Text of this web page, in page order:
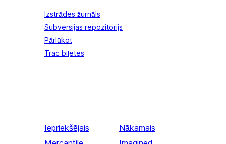
Izstrādes žurnāls
Subversijas repozitorijs
Pārlūkot
Trac biļetes
Iepriekšējais
Nākamais